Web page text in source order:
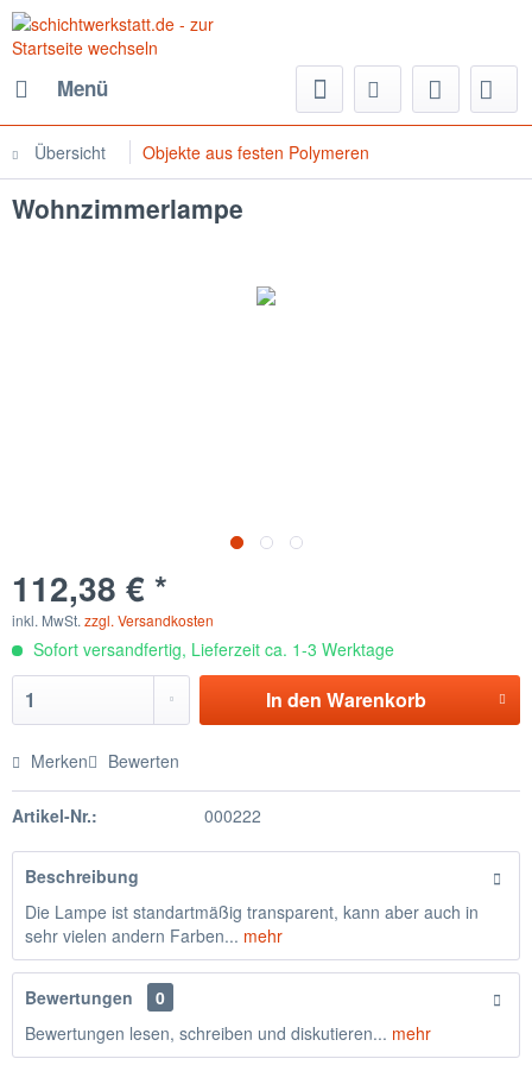
Menü
Übersicht Objekte aus festen Polymeren
Wohnzimmerlampe
112,38 € *
inkl. MwSt. zzgl. Versandkosten
Sofort versandfertig, Lieferzeit ca. 1-3 Werktage
In den Warenkorb
Merken Bewerten
Artikel-Nr.: 000222
Beschreibung
Die Lampe ist standartmäßig transparent, kann aber auch in
sehr vielen andern Farben... mehr
Bewertungen
0
Bewertungen lesen, schreiben und diskutieren... mehr